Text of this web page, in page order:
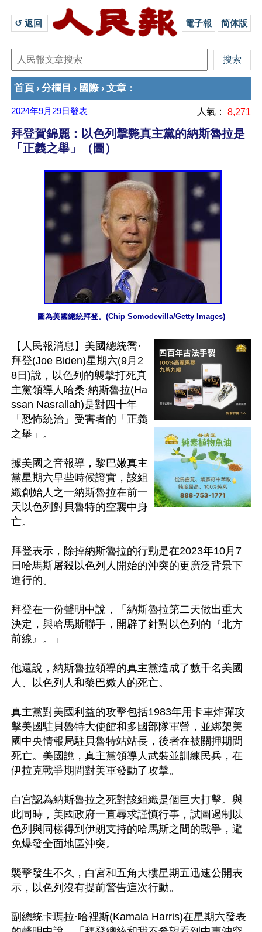
↺ 返回 電子報 简体版
首頁 › 分欄目 › 國際› 文章 ：
2024年9月29日發表 人氣： 8,271
拜登賀錦麗：以色列擊斃真主黨的納斯魯拉是
「正義之舉」（圖）
圖為美國總統拜登。(Chip Somodevilla/Getty Images)
【人民報消息】美國總統喬·
拜登(Joe Biden)星期六(9月2
8日)說，以色列的襲擊打死真
主黨領導人哈桑·納斯魯拉(Ha
ssan Nasrallah)是對四十年
「恐怖統治」受害者的「正義
之舉」。
據美國之音報導，黎巴嫩真主
黨星期六早些時候證實，該組
織創始人之一納斯魯拉在前一
天以色列對貝魯特的空襲中身
亡。
拜登表示，除掉納斯魯拉的行動是在2023年10月7
日哈馬斯屠殺以色列人開始的沖突的更廣泛背景下
進行的。
拜登在一份聲明中說，「納斯魯拉第二天做出重大
決定，與哈馬斯聯手，開辟了針對以色列的『北方
前線』。」
他還說，納斯魯拉領導的真主黨造成了數千名美國
人、以色列人和黎巴嫩人的死亡。
真主黨對美國利益的攻擊包括1983年用卡車炸彈攻
擊美國駐貝魯特大使館和多國部隊軍營，並綁架美
國中央情報局駐貝魯特站站長，後者在被關押期間
死亡。美國說，真主黨領導人武裝並訓練民兵，在
伊拉克戰爭期間對美軍發動了攻擊。
白宮認為納斯魯拉之死對該組織是個巨大打擊。與
此同時，美國政府一直尋求謹慎行事，試圖遏制以
色列與同樣得到伊朗支持的哈馬斯之間的戰爭，避
免爆發全面地區沖突。
襲擊發生不久，白宮和五角大樓星期五迅速公開表
示，以色列沒有提前警告這次行動。
副總統卡瑪拉·哈裡斯(Kamala Harris)在星期六發表